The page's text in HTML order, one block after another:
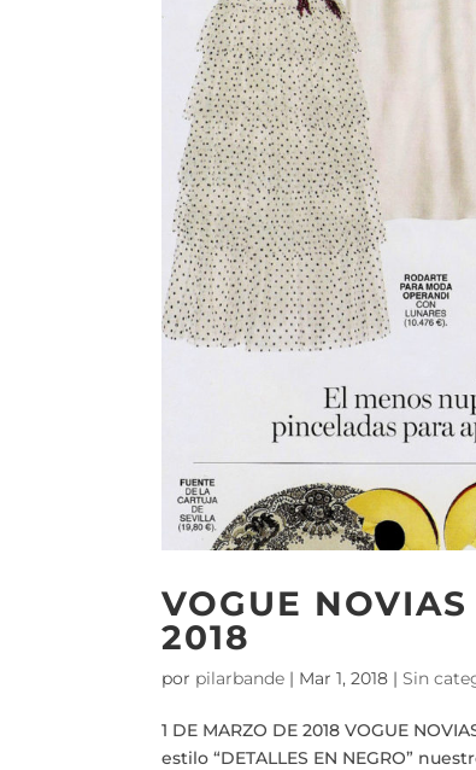
VOGUE
2018
por pilarbande | Mar 1, 2018 |Sin
1 DE MARZO DE 2018 VOGUE
estilo “DETALLES EN NEGRO”